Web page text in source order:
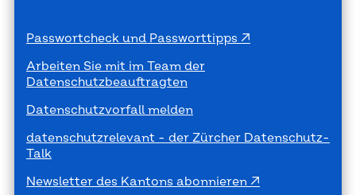
Passwortcheck und Passworttipps
Arbeiten Sie mit im Team der
Datenschutzbeauftragten
Datenschutzvorfall melden
datenschutzrelevant - der Zürcher Datenschutz-
Talk
Newsletter des Kantons abonnieren